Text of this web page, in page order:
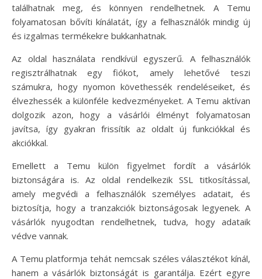
találhatnak meg, és könnyen rendelhetnek. A Temu
folyamatosan bővíti kínálatát, így a felhasználók mindig új
és izgalmas termékekre bukkanhatnak.
Az oldal használata rendkívül egyszerű. A felhasználók
regisztrálhatnak egy fiókot, amely lehetővé teszi
számukra, hogy nyomon követhessék rendeléseiket, és
élvezhessék a különféle kedvezményeket. A Temu aktívan
dolgozik azon, hogy a vásárlói élményt folyamatosan
javítsa, így gyakran frissítik az oldalt új funkciókkal és
akciókkal.
Emellett a Temu külön figyelmet fordít a vásárlók
biztonságára is. Az oldal rendelkezik SSL titkosítással,
amely megvédi a felhasználók személyes adatait, és
biztosítja, hogy a tranzakciók biztonságosak legyenek. A
vásárlók nyugodtan rendelhetnek, tudva, hogy adataik
védve vannak.
A Temu platformja tehát nemcsak széles választékot kínál,
hanem a vásárlók biztonságát is garantálja. Ezért egyre